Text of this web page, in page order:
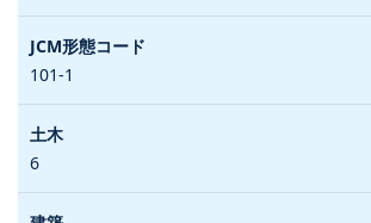
101-1
6